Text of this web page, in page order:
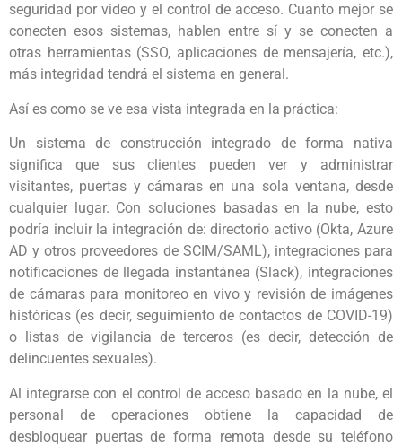
seguridad por video y el control de acceso. Cuanto mejor se
conecten esos sistemas, hablen entre sí y se conecten a
otras herramientas (SSO, aplicaciones de mensajería, etc.),
más integridad tendrá el sistema en general.
Así es como se ve esa vista integrada en la práctica:
Un sistema de construcción integrado de forma nativa
significa que sus clientes pueden ver y administrar
visitantes, puertas y cámaras en una sola ventana, desde
cualquier lugar. Con soluciones basadas en la nube, esto
podría incluir la integración de: directorio activo (Okta, Azure
AD y otros proveedores de SCIM/SAML), integraciones para
notificaciones de llegada instantánea (Slack), integraciones
de cámaras para monitoreo en vivo y revisión de imágenes
históricas (es decir, seguimiento de contactos de COVID-19)
o listas de vigilancia de terceros (es decir, detección de
delincuentes sexuales).
Al integrarse con el control de acceso basado en la nube, el
personal de operaciones obtiene la capacidad de
desbloquear puertas de forma remota desde su teléfono